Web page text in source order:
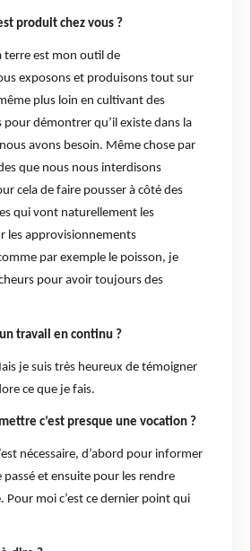
produit chez vous ?
terre est mon outil de
exposons et produisons tout sur
plus loin en cultivant des
pour démontrer qu’il existe dans la
avons besoin. Même chose par
que nous nous interdisons
cela de faire pousser à côté des
qui vont naturellement les
les approvisionnements
par exemple le poisson, je
pour avoir toujours des
un travail en continu ?
je suis très heureux de témoigner
ce que je fais.
c’est presque une vocation ?
nécessaire, d’abord pour informer
passé et ensuite pour les rendre
Pour moi c’est ce dernier point qui